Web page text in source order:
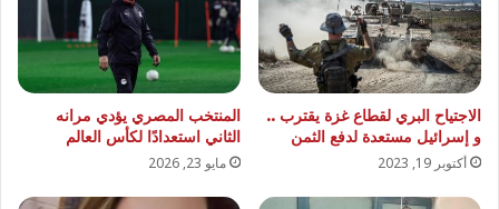
الاجتياح البري لقطاع غزة يقترب ..
و إسرائيل مستعدة لدفع الثمن
أكتوبر 19, 2023
المنتخب المصري يؤدي مرانه
الثاني استعدادًا لكأس العالم
مايو 23, 2026